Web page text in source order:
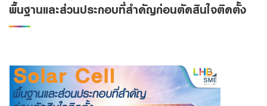
ติดต่อเรา
โทร 1327 TH
บริการ
สินเชื่อทั้งหมด
Product Program
พื้นฐานและส่วนประกอบที่สำคัญก่อนตัดสินใจติดตั้ง